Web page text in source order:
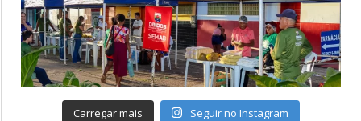
Carregar mais Seguir no Instagram